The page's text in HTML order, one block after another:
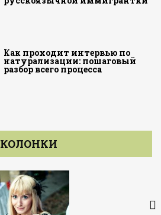
Как проходит интервью по
натурализации: пошаговый
разбор всего процесса
КОЛОНКИ